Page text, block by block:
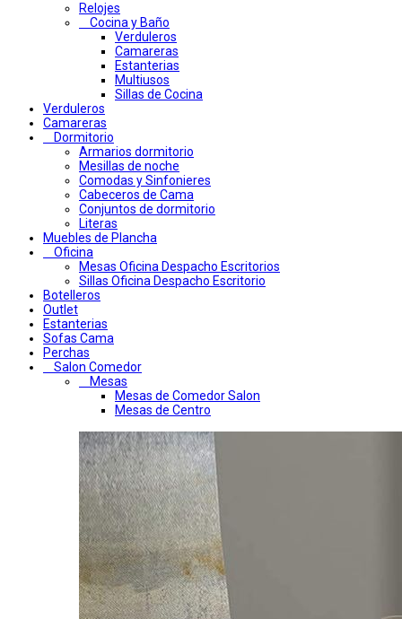
Relojes
Cocina y Baño
Verduleros
Camareras
Estanterias
Multiusos
Sillas de Cocina
Verduleros
Camareras
Dormitorio
Armarios dormitorio
Mesillas de noche
Comodas y Sinfonieres
Cabeceros de Cama
Conjuntos de dormitorio
Literas
Muebles de Plancha
Oficina
Mesas Oficina Despacho Escritorios
Sillas Oficina Despacho Escritorio
Botelleros
Outlet
Estanterias
Sofas Cama
Perchas
Salon Comedor
Mesas
Mesas de Comedor Salon
Mesas de Centro